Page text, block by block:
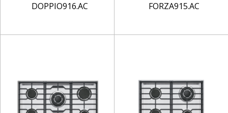
DOPPIO916.AC FORZA915.AC